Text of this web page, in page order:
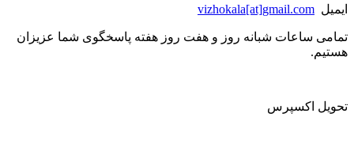
ایمیل vizhokala[at]gmail.com
تمامی ساعات شبانه روز و هفت روز هفته پاسخگوی شما عزیزان
هستیم.
تحویل اکسپرس